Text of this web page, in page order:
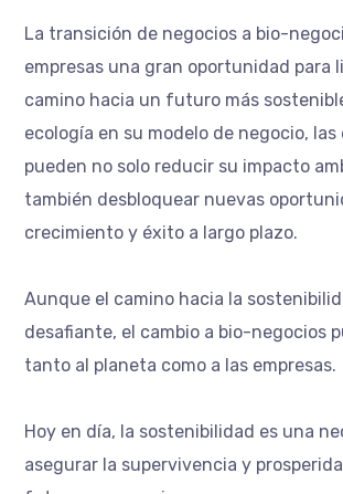
La transición de negocios a bio-
empresas una gran oportunidad para
camino hacia un futuro más
ecología en su modelo de negocio, las
pueden no solo reducir su impacto
también desbloquear nuevas
crecimiento y éxito a largo plazo.
Aunque el camino hacia la
desafiante, el cambio a bio-negocios
tanto al planeta como a las empresas.
Hoy en día, la sostenibilidad es una
asegurar la supervivencia y